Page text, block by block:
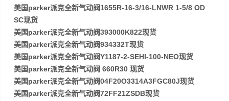
美国parker派克全新气动阀1655R-16-3/16-LNWR 1-5/8 OD
SC现货
美国parker派克全新气动阀393000K822现货
美国parker派克全新气动阀934332T现货
美国parker派克全新气动阀Y1187-2-SEHI-100-NEO现货
美国parker派克全新气动阀 660R30 现货
美国parker派克全新气动阀04F20O3314A3FGC80J现货
美国parker派克全新气动阀72FF21ZSDB现货